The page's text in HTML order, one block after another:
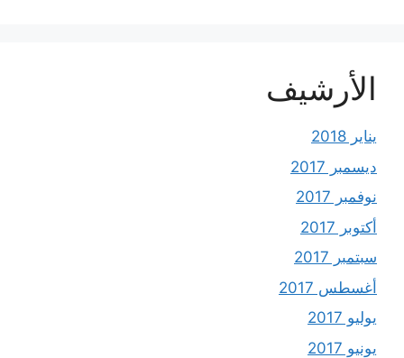
الأرشيف
يناير 2018
ديسمبر 2017
نوفمبر 2017
أكتوبر 2017
سبتمبر 2017
أغسطس 2017
يوليو 2017
يونيو 2017